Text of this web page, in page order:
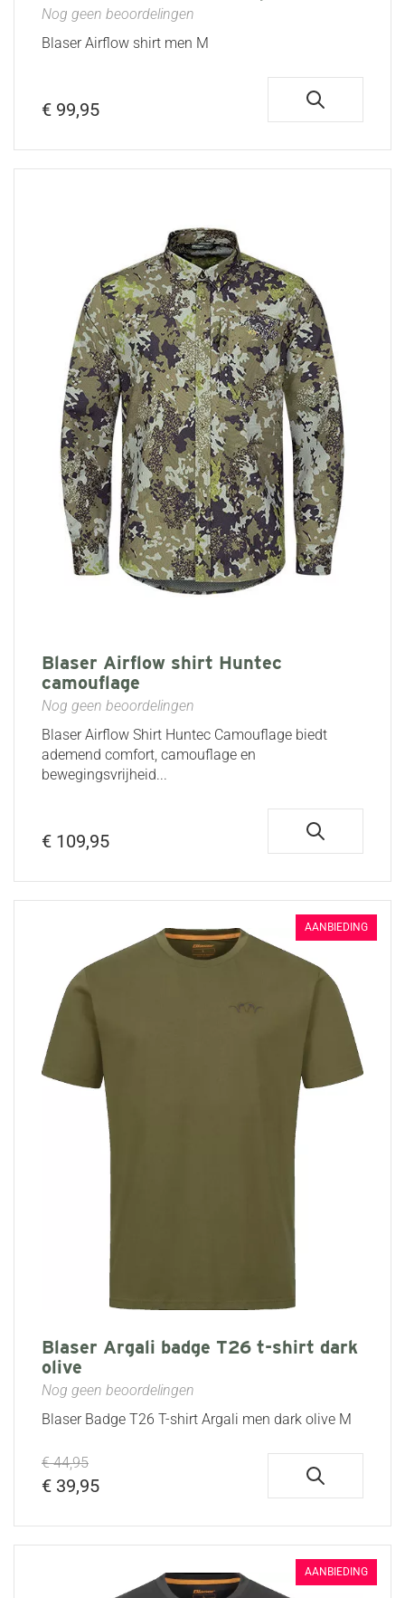
Nog geen beoordelingen
Blaser Airflow shirt men M
€ 99,95
Blaser Airflow shirt Huntec
camouflage
Nog geen beoordelingen
Blaser Airflow Shirt Huntec Camouflage biedt
ademend comfort, camouflage en
bewegingsvrijheid...
€ 109,95
AANBIEDING
Blaser Argali badge T26 t-shirt dark
olive
Nog geen beoordelingen
Blaser Badge T26 T-shirt Argali men dark olive M
€ 44,95
€ 39,95
AANBIEDING